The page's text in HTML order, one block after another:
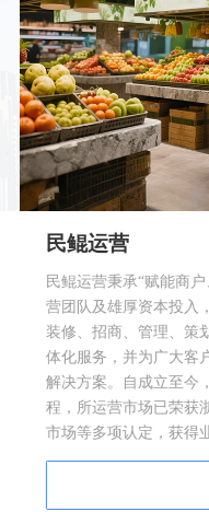
民鲲运营
民鲲运营秉承“赋能商
营团队及雄厚资本投入
装修、招商、管理、策
体化服务，并为广大客
解决方案。自成立至今
程，所运营市场已荣获
市场等多项认定，获得